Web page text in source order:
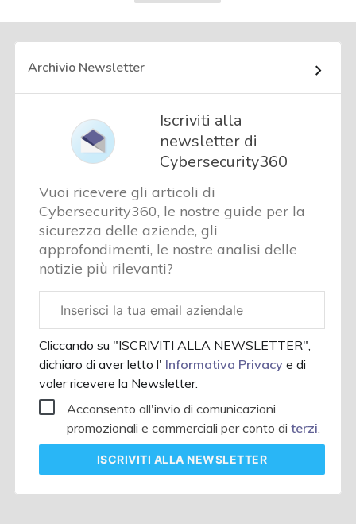
Archivio Newsletter
Iscriviti alla
newsletter di
Cybersecurity360
Vuoi ricevere gli articoli di
Cybersecurity360, le nostre guide per la
sicurezza delle aziende, gli
approfondimenti, le nostre analisi delle
notizie più rilevanti?
aziendale
Cliccando su "ISCRIVITI ALLA NEWSLETTER",
dichiaro di aver letto l' Informativa Privacye di
voler ricevere la Newsletter.
Acconsento all'invio di comunicazioni
promozionali e commerciali per conto diterzi
ISCRIVITI ALLA NEWSLETTER